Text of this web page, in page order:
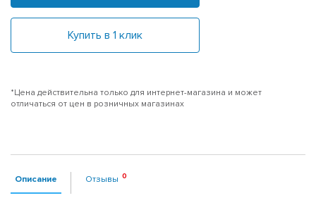
Купить в 1 клик
*Цена действительна только для интернет-магазина и может
отличаться от цен в розничных магазинах
Описание Отзывы